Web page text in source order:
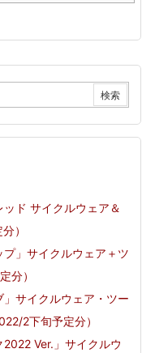
ド サイクルウェア＆
）
」サイクルウェア＋ツ
分）
サイクルウェア・ツー
2下旬予定分）
Ver.」サイクルウ